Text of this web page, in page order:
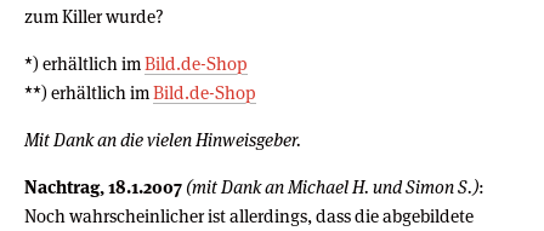
zum Killer wurde?
*) erhältlich imBild.de-Shop
**) erhältlich imBild.de-Shop
Mit Dank an die vielen Hinweisgeber.
Nachtrag, 18.1.2007 (mit Dank an Michael H. und Simon S.):
Noch wahrscheinlicher ist allerdings, dass die abgebildete